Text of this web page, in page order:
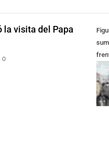
la visita del Papa
0